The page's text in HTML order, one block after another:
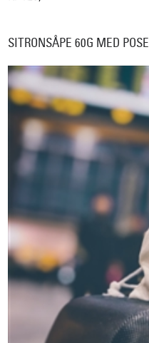
SITRONSÅPE 60G MED POSE